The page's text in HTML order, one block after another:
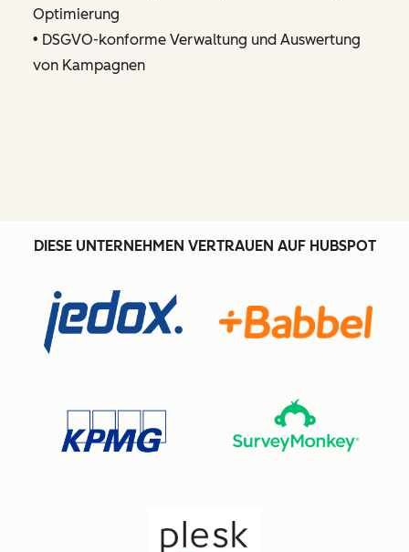
Optimierung
• DSGVO-konforme Verwaltung und Auswertung
von Kampagnen
DIESE UNTERNEHMEN VERTRAUEN AUF HUBSPOT